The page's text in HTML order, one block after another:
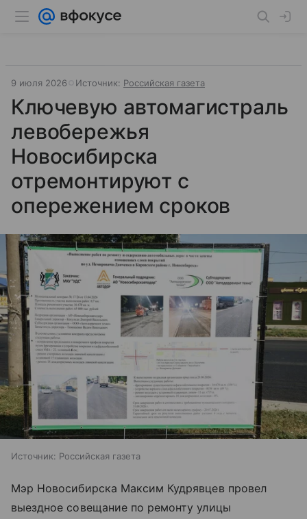
9 июля 2026 Источник: Российская газета
Ключевую автомагистраль
левобережья
Новосибирска
отремонтируют с
опережением сроков
Источник: Российская газета
Мэр Новосибирска Максим Кудрявцев провел
выездное совещание по ремонту улицы